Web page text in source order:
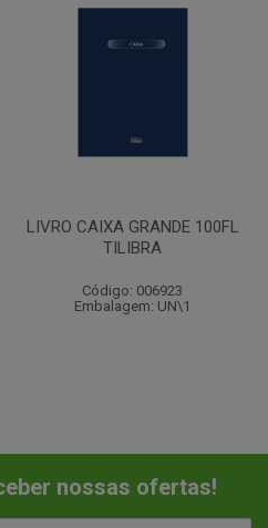
LIVRO CAIXA GRANDE 100FL
TILIBRA
Código: 006923
Embalagem: UN\1
nossas ofertas!